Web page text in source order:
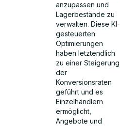
anzupassen und
Lagerbestände zu
verwalten. Diese KI-
gesteuerten
Optimierungen
haben letztendlich
zu einer Steigerung
der
Konversionsraten
geführt und es
Einzelhändlern
ermöglicht,
Angebote und